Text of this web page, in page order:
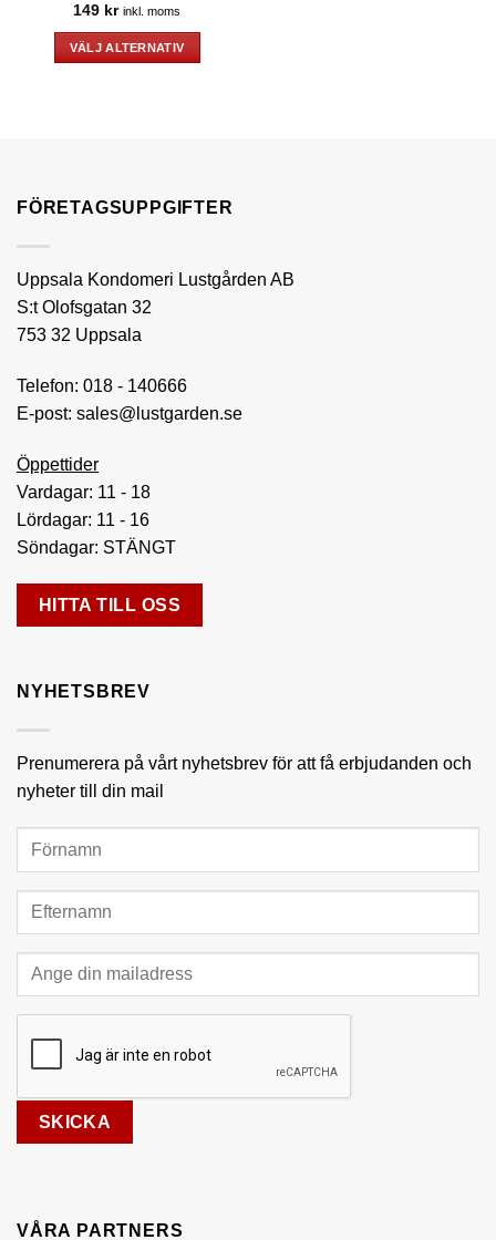
149 kr inkl. moms
VÄLJ ALTERNATIV
De
kan
väljas
på
FÖRETAGSUPPGIFTER
Uppsala Kondomeri Lustgården AB
S:t Olofsgatan 32
753 32 Uppsala
Telefon: 018 - 140666
E-post: sales@lustgarden.se
Öppettider
Vardagar: 11 - 18
Lördagar: 11 - 16
Söndagar: STÄNGT
HITTA TILL OSS
NYHETSBREV
Prenumerera på vårt nyhetsbrev för att få erbjudanden och
nyheter till din mail
VÅRA PARTNERS